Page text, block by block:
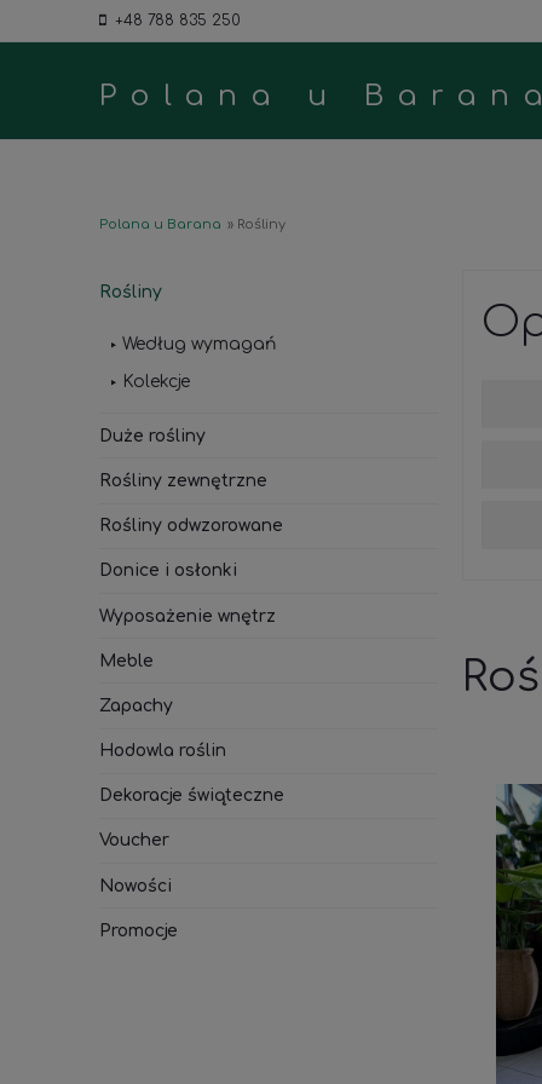
+48 788 835 250
Polana u
Polana u Barana » Rośliny
Rośliny
Według wymagań
Kolekcje
Duże rośliny
Rośliny zewnętrzne
Rośliny odwzorowane
Donice i osłonki
Wyposażenie wnętrz
Meble
Zapachy
Hodowla roślin
Dekoracje świąteczne
Voucher
Nowości
Promocje